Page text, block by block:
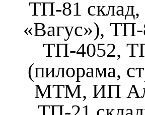
ТП-81 склад,
«Вагус»),
ТП-4052,
(пилорама,
МТМ, ИП